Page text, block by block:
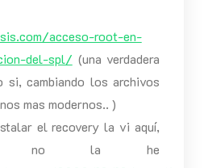
acceso-root-en-
del-spl/ (una verdadera
si, cambiando los archivos
mas modernos.. )
el recovery la vi aquí,
no la he